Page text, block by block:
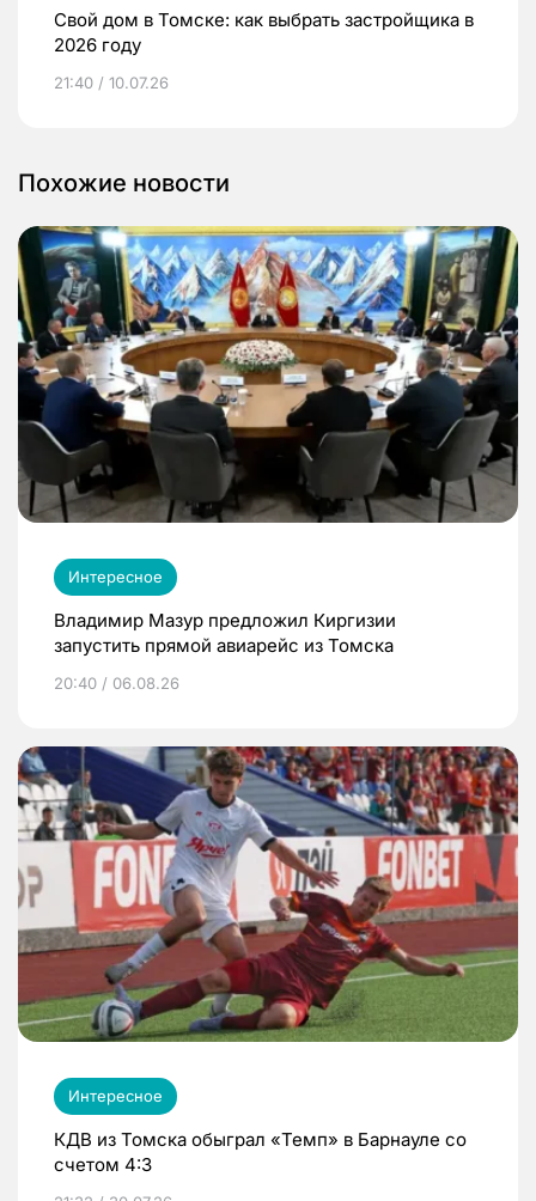
Свой дом в Томске: как выбрать застройщика в
2026 году
21:40 / 10.07.26
Похожие новости
Интересное
Владимир Мазур предложил Киргизии
запустить прямой авиарейс из Томска
20:40 / 06.08.26
Интересное
КДВ из Томска обыграл «Темп» в Барнауле со
счетом 4:3